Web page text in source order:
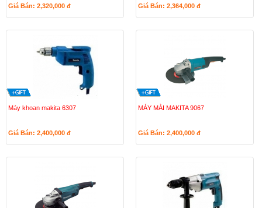
Giá Bán: 2,320,000 đ Giá Bán: 2,364,000 đ
Máy khoan makita 6307
Giá Bán: 2,400,000 đ
MÁY MÀI MAKITA 9067
Giá Bán: 2,400,000 đ